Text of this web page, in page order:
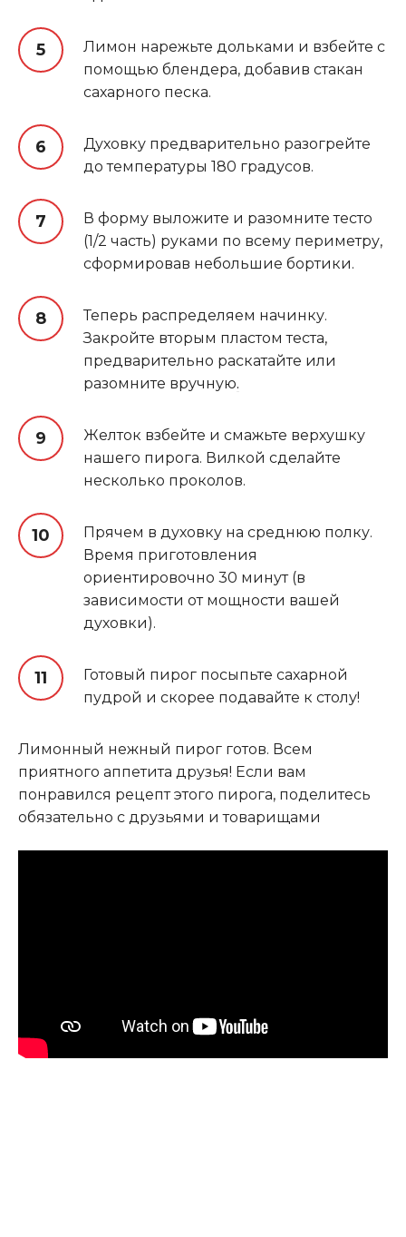
Лимон нарежьте дольками и взбейте с
помощью блендера, добавив стакан
сахарного песка.
Духовку предварительно разогрейте
до температуры 180 градусов.
В форму выложите и разомните тесто
(1/2 часть) руками по всему периметру,
сформировав небольшие бортики.
Теперь распределяем начинку.
Закройте вторым пластом теста,
предварительно раскатайте или
разомните вручную.
Желток взбейте и смажьте верхушку
нашего пирога. Вилкой сделайте
несколько проколов.
Прячем в духовку на среднюю полку.
Время приготовления
ориентировочно 30 минут (в
зависимости от мощности вашей
духовки).
Готовый пирог посыпьте сахарной
пудрой и скорее подавайте к столу!
Лимонный нежный пирог готов. Всем
приятного аппетита друзья! Если вам
понравился рецепт этого пирога, поделитесь
обязательно с друзьями и товарищами